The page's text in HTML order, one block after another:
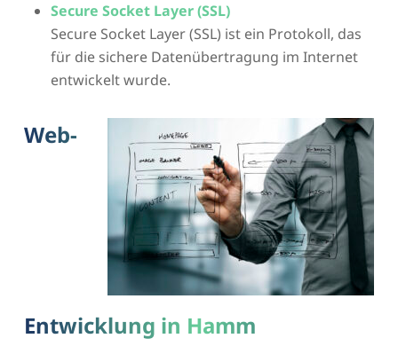
Secure Socket Layer (SSL)
Secure Socket Layer (SSL) ist ein Protokoll, das
für die sichere Datenübertragung im Internet
entwickelt wurde.
Web-
Entwicklung in Hamm